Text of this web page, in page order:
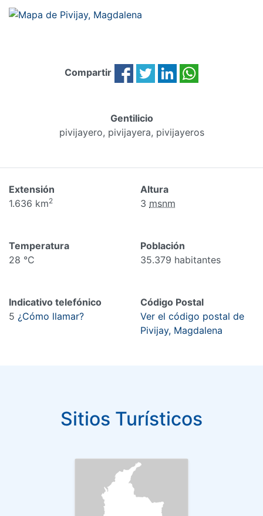
Compartir
Gentilicio
pivijayero, pivijayera, pivijayeros
Extensión
1.636 km2
Altura
3 msnm
Temperatura
28 °C
Población
35.379 habitantes
Indicativo telefónico
5 ¿Cómo llamar?
Código Postal
Ver el código postal de
Pivijay, Magdalena
Sitios Turísticos